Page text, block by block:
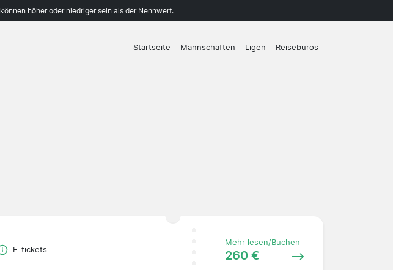
höher oder niedriger sein als der Nennwert.
Startseite Mannschaften Ligen Reisebüros
E-tickets
Mehr lesen/Buchen
260 €